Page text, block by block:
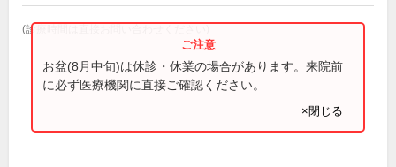
(診療時間は直接お問い合わせください)
お盆(8月中旬)は休診・休業の場合があります。来院前
に必ず医療機関に直接ご確認ください。
×閉じる